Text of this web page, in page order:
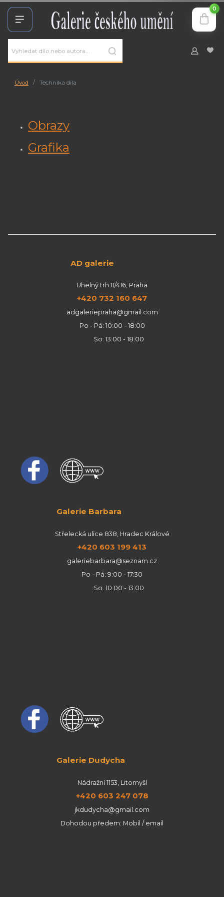
0
Úvod Technika díla
Obrazy
Grafika
AD galerie
Uhelný trh 11/416, Praha
+420 732 160 647
adgaleriepraha@gmail.com
Po - Pá: 10:00 - 18:00
So: 13:00 - 18:00
Galerie Barbara
Střelecká ulice 838, Hradec Králové
+420 603 199 413
galeriebarbara@seznam.cz
Po - Pá: 9:00 - 17:30
So: 10:00 - 13:00
Galerie Dudycha
Nádražní 1153, Litomyšl
+420 603 247 078
jkdudycha@gmail.com
Dohodou předem: Mobil / email